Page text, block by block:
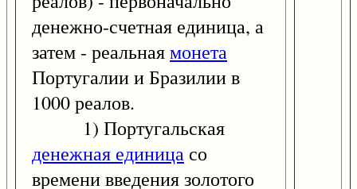
денежно-счетная единица, а
затем - реальнаямонета
Португалии и Бразилии в
1000 реалов.
1) Португальская
денежная единица со
времени введения золотого